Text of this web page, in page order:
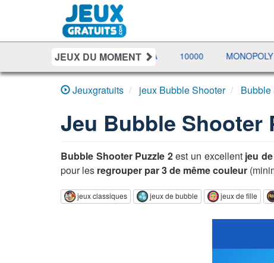
JEUX DU MOMENT
BUBBLE MACHINA 10000 MONOPOLY LIVE
Jeuxgratuits jeux Bubble Shooter Bubble
Jeu Bubble Shooter
Bubble Shooter Puzzle 2est un excellent jeu
pour les regrouper par 3 de même couleur
jeux classiques jeux de bubble jeux de fille